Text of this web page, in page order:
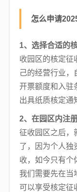
怎么申请
1、选择合适的
收园区的核定征
己的经营行业，
开票额度和入驻
出具纸质核定通
2、在园区内注
征收园区之后，
了，因为个人独
收，如今只有个
我们需要先在当
可以享受核定征